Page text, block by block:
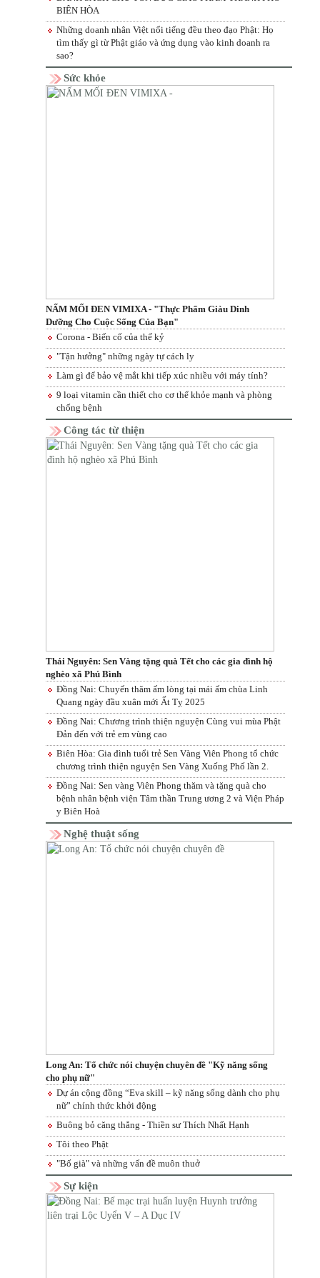
BIÊN HÒA
Những doanh nhân Việt nổi tiếng đều theo đạo Phật: Họ
tìm thấy gì từ Phật giáo và ứng dụng vào kinh doanh ra
sao?
Sức khỏe
NẤM MỐI ĐEN VIMIXA - "Thực Phẩm Giàu Dinh
Dưỡng Cho Cuộc Sống Của Bạn"
Corona - Biến cố của thế kỷ
"Tận hưởng" những ngày tự cách ly
Làm gì để bảo vệ mắt khi tiếp xúc nhiều với máy tính?
9 loại vitamin cần thiết cho cơ thể khỏe mạnh và phòng
chống bệnh
Công tác từ thiện
Thái Nguyên: Sen Vàng tặng quà Tết cho các gia đình hộ
nghèo xã Phú Bình
Đồng Nai: Chuyến thăm ấm lòng tại mái ấm chùa Linh
Quang ngày đầu xuân mới Ất Tỵ 2025
Đồng Nai: Chương trình thiện nguyện Cùng vui mùa Phật
Đản đến với trẻ em vùng cao
Biên Hòa: Gia đình tuổi trẻ Sen Vàng Viên Phong tổ chức
chương trình thiện nguyện Sen Vàng Xuống Phố lần 2.
Đồng Nai: Sen vàng Viên Phong thăm và tặng quà cho
bệnh nhân bệnh viện Tâm thần Trung ương 2 và Viện Pháp
y Biên Hoà
Nghệ thuật sống
Long An: Tổ chức nói chuyện chuyên đề "Kỹ năng sống
cho phụ nữ"
Dự án cộng đồng “Eva skill – kỹ năng sống dành cho phụ
nữ” chính thức khởi động
Buông bỏ căng thẳng - Thiền sư Thích Nhất Hạnh
Tôi theo Phật
"Bố già" và những vấn đề muôn thuở
Sự kiện